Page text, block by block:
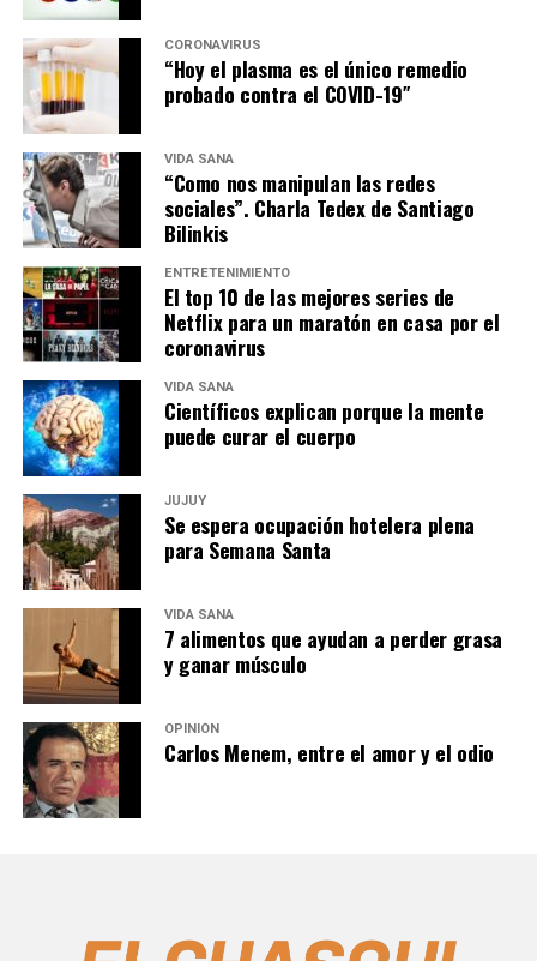
CORONAVIRUS
“Hoy el plasma es el único remedio
probado contra el COVID-19″
VIDA SANA
“Como nos manipulan las redes
sociales”. Charla Tedex de Santiago
Bilinkis
ENTRETENIMIENTO
El top 10 de las mejores series de
Netflix para un maratón en casa por el
coronavirus
VIDA SANA
Científicos explican porque la mente
puede curar el cuerpo
JUJUY
Se espera ocupación hotelera plena
para Semana Santa
VIDA SANA
7 alimentos que ayudan a perder grasa
y ganar músculo
OPINIÓN
Carlos Menem, entre el amor y el odio